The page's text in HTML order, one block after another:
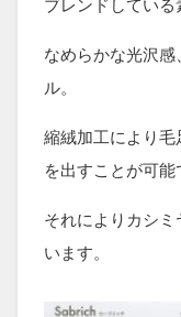
なめらかな光沢
ル。
縮絨加工により
を出すことが可能
それによりカシ
います。